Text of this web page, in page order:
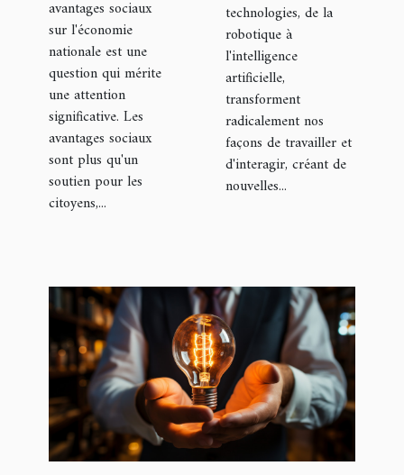
avantages sociaux
sur l'économie
nationale est une
question qui mérite
une attention
significative. Les
avantages sociaux
sont plus qu'un
soutien pour les
citoyens,...
technologies, de la
robotique à
l'intelligence
artificielle,
transforment
radicalement nos
façons de travailler et
d'interagir, créant de
nouvelles...